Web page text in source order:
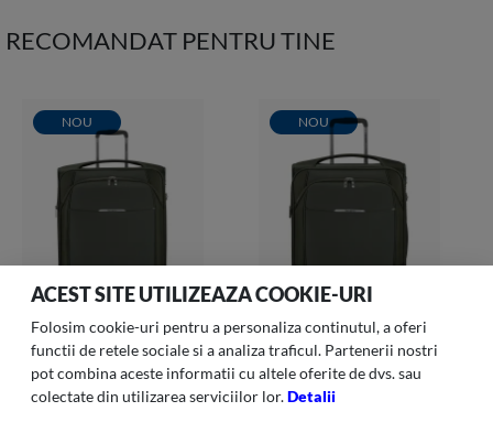
ACEST SITE UTILIZEAZA COOKIE-URI
Folosim cookie-uri pentru a personaliza continutul, a oferi
functii de retele sociale si a analiza traficul. Partenerii nostri
pot combina aceste informatii cu altele oferite de dvs. sau
colectate din utilizarea serviciilor lor.Detalii
RECOMANDAT PENTRU TINE
NOU
Re-lite 007 -troler Spinner
NOU
Re-lite 006 -troler Spinner